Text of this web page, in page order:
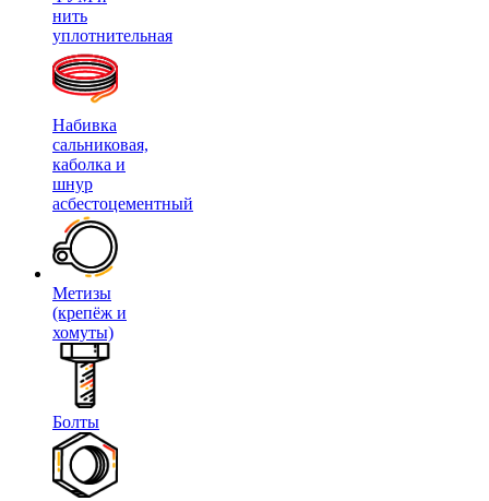
нить
уплотнительная
Набивка
сальниковая,
каболка и
шнур
асбестоцементный
Метизы
(крепёж и
хомуты)
Болты